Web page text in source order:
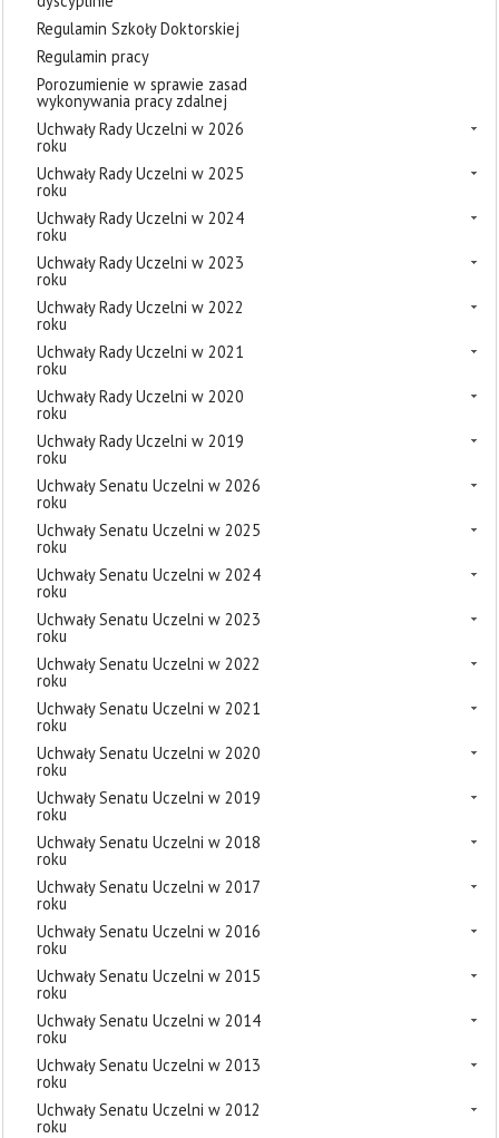
Regulamin Szkoły Doktorskiej
Regulamin pracy
Porozumienie w sprawie zasad
wykonywania pracy zdalnej
Uchwały Rady Uczelni w 2026
roku
Uchwały Rady Uczelni w 2025
roku
Uchwały Rady Uczelni w 2024
roku
Uchwały Rady Uczelni w 2023
roku
Uchwały Rady Uczelni w 2022
roku
Uchwały Rady Uczelni w 2021
roku
Uchwały Rady Uczelni w 2020
roku
Uchwały Rady Uczelni w 2019
roku
Uchwały Senatu Uczelni w 2026
roku
Uchwały Senatu Uczelni w 2025
roku
Uchwały Senatu Uczelni w 2024
roku
Uchwały Senatu Uczelni w 2023
roku
Uchwały Senatu Uczelni w 2022
roku
Uchwały Senatu Uczelni w 2021
roku
Uchwały Senatu Uczelni w 2020
roku
Uchwały Senatu Uczelni w 2019
roku
Uchwały Senatu Uczelni w 2018
roku
Uchwały Senatu Uczelni w 2017
roku
Uchwały Senatu Uczelni w 2016
roku
Uchwały Senatu Uczelni w 2015
roku
Uchwały Senatu Uczelni w 2014
roku
Uchwały Senatu Uczelni w 2013
roku
Uchwały Senatu Uczelni w 2012
roku